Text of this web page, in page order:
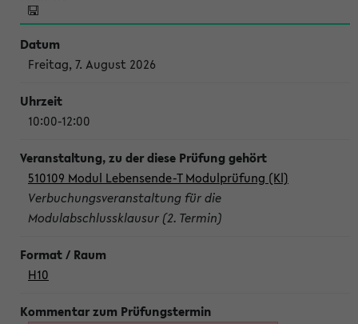
Freitag, 7. August 2026
10:00-12:00
510109 Modul Lebensende-T Modulprüfung (Kl)
Verbuchungsveranstaltung für die
Modulabschlussklausur (2. Termin)
H10